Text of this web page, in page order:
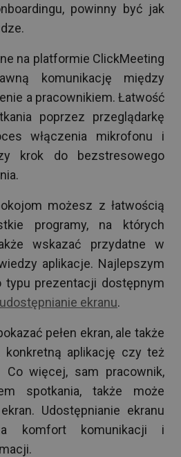
powinny być jak
na platformie ClickMeeting
komunikację między
a pracownikiem. Łatwość
poprzez przeglądarkę
włączenia mikrofonu i
krok do bezstresowego
możesz z łatwością
programy, na których
wskazać przydatne w
aplikacje. Najlepszym
typu prezentacji dostępnym
udostępnianie ekranu.
pełen ekran, ale także
konkretną aplikację czy też
Co więcej, sam pracownik,
spotkania, także może
Udostępnianie ekranu
komfort komunikacji i